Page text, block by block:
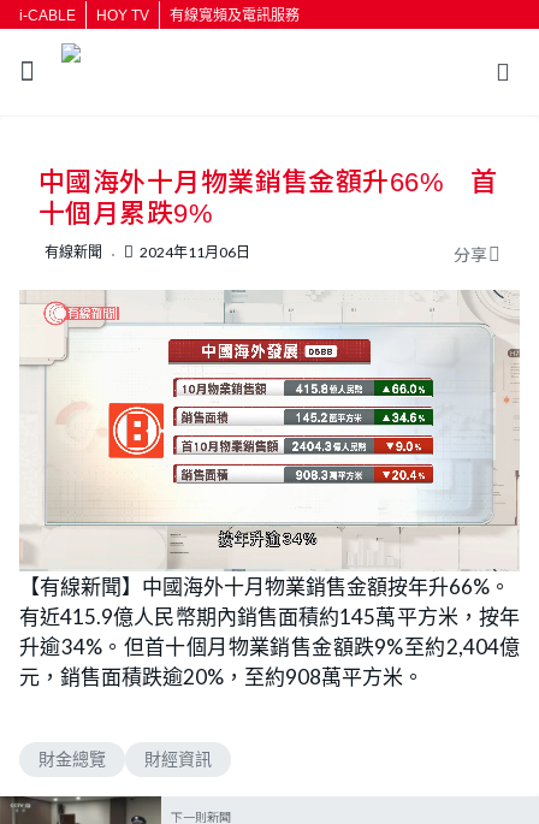
i-CABLE HOY TV 有線寬頻及電訊服務
按輸入鍵開始搜尋
中國海外十月物業銷售金額升66% 首
十個月累跌9%
有線新聞 2024年11月06日 分享
n
m
u
t
e
o
a
d
e
d
:
1
0
0
【有線新聞】中國海外十月物業銷售金額按年升66%。
有近415.9億人民幣期內銷售面積約145萬平方米，按年
升逾34%。但首十個月物業銷售金額跌9%至約2,404億
元，銷售面積跌逾20%，至約908萬平方米。
財金總覽 財經資訊
下一則新聞